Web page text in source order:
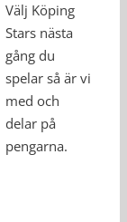
Välj Köping
Stars nästa
gång du
spelar så är vi
med och
delar på
pengarna.